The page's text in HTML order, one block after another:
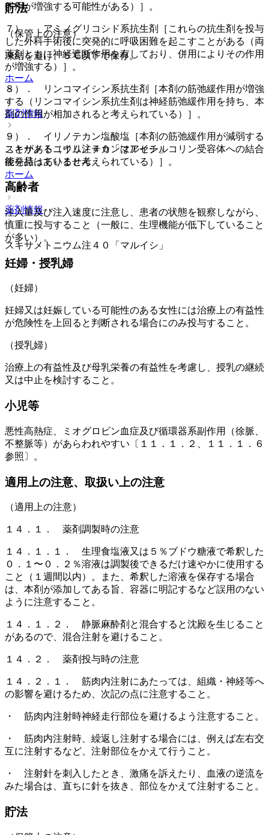
貯法
（保管上の注意）
凍結を避け、５℃以下で保存。
ホーム
薬剤情報
スキサメトニウム注４０「マルイシ」
後発品はありません
ホーム
薬剤情報
スキサメトニウム注４０「マルイシ」
作用が増強する可能性がある）］。
７）． アミノグリコシド系抗生剤［これらの抗生剤を投与
した外科手術後に突発的に呼吸困難を起こすことがある（両
薬剤ともに神経遮断作用を有しており、併用によりその作用
が増強する）］。
８）． リンコマイシン系抗生剤［本剤の筋弛緩作用が増強
する（リンコマイシン系抗生剤は神経筋弛緩作用を持ち、本
剤の作用が相加されると考えられている）］。
９）． イリノテカン塩酸塩［本剤の筋弛緩作用が減弱する
ことがある（イリノテカンはアセチルコリン受容体への結合
能を持っていると考えられている）］。
高齢者
注入量及び注入速度に注意し、患者の状態を観察しながら、
慎重に投与すること（一般に、生理機能が低下していること
が多い）。
妊婦・授乳婦
（妊婦）
妊婦又は妊娠している可能性のある女性には治療上の有益性
が危険性を上回ると判断される場合にのみ投与すること。
（授乳婦）
治療上の有益性及び母乳栄養の有益性を考慮し、授乳の継続
又は中止を検討すること。
小児等
悪性高熱症、ミオグロビン血症及び循環器系副作用（徐脈、
不整脈等）があらわれやすい〔１１．１．２、１１．１．６
参照〕。
適用上の注意、取扱い上の注意
（適用上の注意）
１４．１． 薬剤調製時の注意
１４．１．１． 生理食塩液又は５％ブドウ糖液で希釈した
０．１〜０．２％溶液は調製後できるだけ速やかに使用する
こと（１週間以内）。また、希釈した溶液を保存する場合
は、本剤が添加してある旨、容器に明記するなど誤用のない
ように注意すること。
１４．１．２． 静脈麻酔剤と混合すると沈殿を生じること
があるので、混合注射を避けること。
１４．２． 薬剤投与時の注意
１４．２．１． 筋肉内注射にあたっては、組織・神経等へ
の影響を避けるため、次記の点に注意すること。
・ 筋肉内注射時神経走行部位を避けるよう注意すること。
・ 筋肉内注射時、繰返し注射する場合には、例えば左右交
互に注射するなど、注射部位をかえて行うこと。
・ 注射針を刺入したとき、激痛を訴えたり、血液の逆流を
みた場合は、直ちに針を抜き、部位をかえて注射すること。
貯法